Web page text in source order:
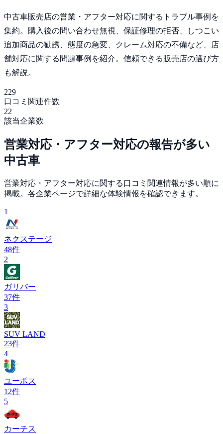
中古車販売店の営業・アフター対応に関するトラブル事例を
集約。購入後の問い合わせ無視、保証修理の拒否、しつこい
追加商品の勧誘、態度の急変、クレーム対応の不備など、店
舗対応に関する問題事例を紹介。信頼できる販売店の選び方
も解説。
229
口コミ関連件数
22
該当企業数
営業対応・アフター対応の報告が多い
中古車
営業対応・アフター対応に関する口コミ関連情報が多い順に
掲載。各企業ページで詳細な体験情報を確認できます。
1
ネクステージ
48件
2
ガリバー
37件
3
SUV LAND
23件
4
ユーポス
12件
5
カーチス